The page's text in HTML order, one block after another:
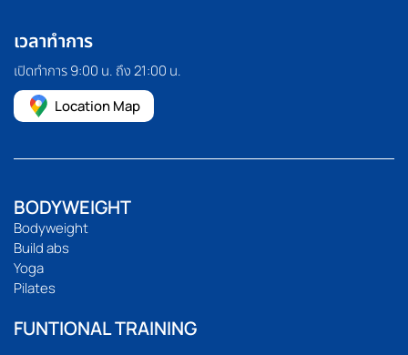
เวลาทำการ
เปิดทำการ 9:00 น. ถึง 21:00 น.
Location Map
BODYWEIGHT
Bodyweight
Build abs
Yoga
Pilates
FUNTIONAL TRAINING